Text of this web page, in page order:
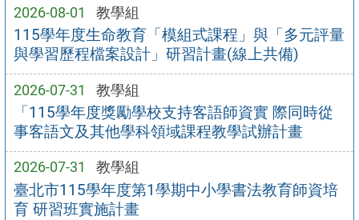
2026-08-01 教學組
115學年度生命教育「模組式課程」與「多元評量
與學習歷程檔案設計」研習計畫(線上共備)
2026-07-31 教學組
「115學年度獎勵學校支持客語師資實 際同時從
事客語文及其他學科領域課程教學試辦計畫
2026-07-31 教學組
臺北市115學年度第1學期中小學書法教育師資培
育 研習班實施計畫